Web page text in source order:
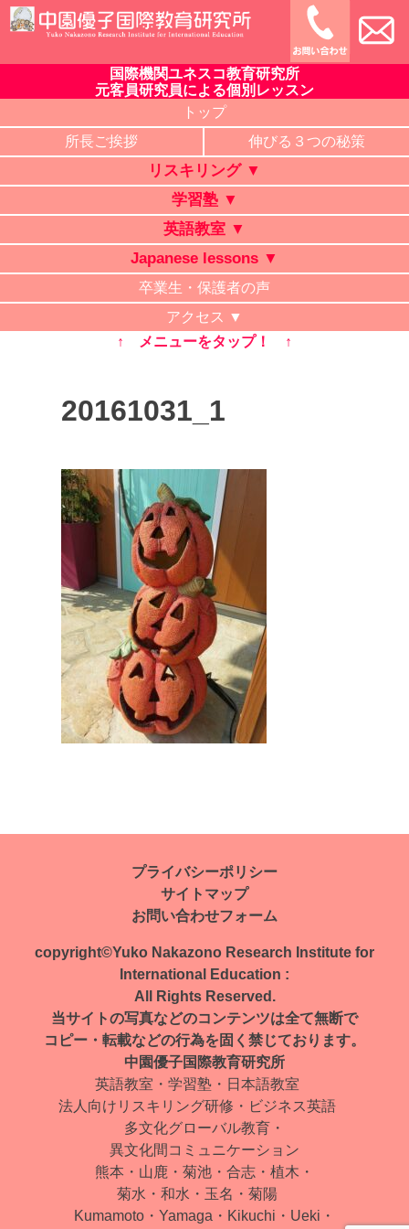
Skip
to
中園優子国際教育研究所
公式ホームページ、熊本県の山鹿・菊池・合志・植木で大評判
の英語教室・学習塾・日本語教室・タイ語教室・リスキリング
研修。中学・高校・大学受験に有利な英語を中心に「合格請負
人」と評判の講師が個別レッスン。ビジネス英語、企業研修。
オンライン授業、出張講義、家庭教師も対応。
国際機関ユネスコ教育研究所
元客員研究員による個別レッスン
トップ
所長ご挨拶
伸びる３つの秘策
リスキリング ▼
学習塾 ▼
英語教室 ▼
Japanese lessons ▼
卒業生・保護者の声
アクセス ▼
↑ メニューをタップ！ ↑
20161031_1
稿
ゲ
シ
ョ
プライバシーポリシー
サイトマップ
お問い合わせフォーム
copyright©Yuko Nakazono Research Institute for
International Education :
All Rights Reserved.
当サイトの写真などのコンテンツは全て無断で
コピー・転載などの行為を固く禁じております。
中園優子国際教育研究所
英語教室・学習塾・日本語教室
法人向けリスキリング研修・ビジネス英語
多文化グローバル教育・
異文化間コミュニケーション
熊本・山鹿・菊池・合志・植木・
菊水・和水・玉名・菊陽
Kumamoto・Yamaga・Kikuchi・Ueki・